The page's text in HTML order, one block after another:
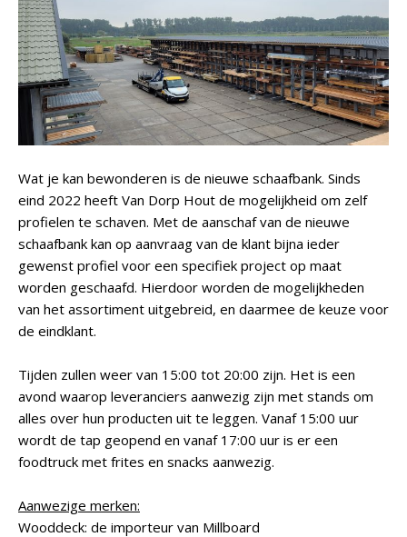
Wat je kan bewonderen is de nieuwe schaafbank. Sinds
eind 2022 heeft Van Dorp Hout de mogelijkheid om zelf
profielen te schaven. Met de aanschaf van de nieuwe
schaafbank kan op aanvraag van de klant bijna ieder
gewenst profiel voor een specifiek project op maat
worden geschaafd. Hierdoor worden de mogelijkheden
van het assortiment uitgebreid, en daarmee de keuze voor
de eindklant.
Tijden zullen weer van 15:00 tot 20:00 zijn. Het is een
avond waarop leveranciers aanwezig zijn met stands om
alles over hun producten uit te leggen. Vanaf 15:00 uur
wordt de tap geopend en vanaf 17:00 uur is er een
foodtruck met frites en snacks aanwezig.
Aanwezige merken:
Wooddeck: de importeur van Millboard